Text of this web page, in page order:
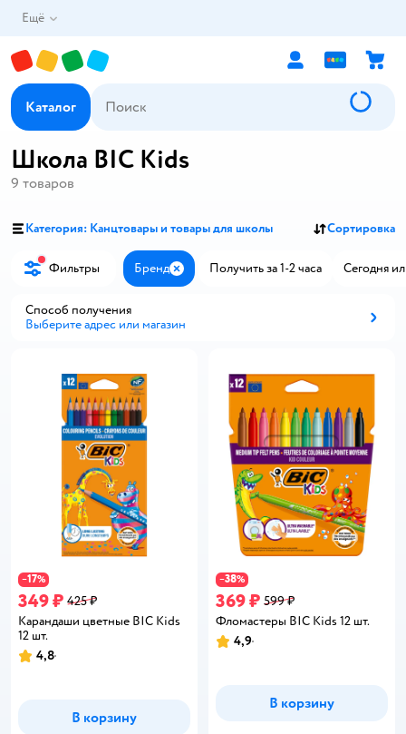
Ещё
Каталог
Школа BIC Kids
9 товаров
Категория: Канцтовары и товары для школы Сортировка
Фильтры Бренд ЗакрытьПолучить за 1-2 часа Сегодня
Способ получения
Выберите адрес или магазин
−17%
349 ₽ 425 ₽
Карандаши цветные BIC Kids
12 шт.
Рейтинг:
4,8
В корзину
−38%
369 ₽ 599 ₽
Фломастеры BIC Kids 12 шт.
Рейтинг:
4,9
В корзину